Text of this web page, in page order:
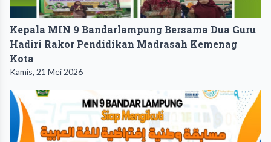
Kepala MIN 9 Bandarlampung Bersama Dua Guru
Hadiri Rakor Pendidikan Madrasah Kemenag
Kota
Kamis, 21 Mei 2026